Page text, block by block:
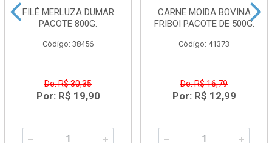
FILÉ MERLUZA DUMAR
PACOTE 800G.
Código: 38456
De: R$ 30,35
Por: R$ 19,90
CARNE MOIDA BOVINA
FRIBOI PACOTE DE 500G.
Código: 41373
De: R$ 16,79
Por: R$ 12,99